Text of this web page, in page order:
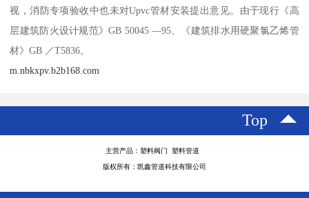
视，消防专项验收中也未对Upvc管材安装提出意见。由于现行《高
层建筑防火设计规范》GB 50045 —95、《建筑排水用硬聚氯乙烯管
材》GB ／T5836。
m.nbkxpv.b2b168.com
Top
主营产品：塑料阀门 塑料管道
版权所有：凯鑫管道科技有限公司